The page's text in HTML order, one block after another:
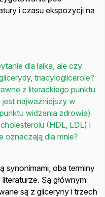
i czasu ekspozycji na
dla laika, ale czy
triacyloglicerole?
z literackiego punktu
najważniejszy w
widzenia zdrowia)
(HDL, LDL) i
oznaczają dla mnie?
synonimami, oba terminy
Są głównym
są z gliceryny i trzech